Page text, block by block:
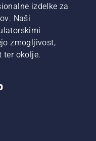
izdelke za
Naši
zmogljivost,
ter okolje.